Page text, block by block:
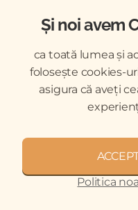
DESCĂRCĂRI
COPYRIGHT © 2026
DESPRE NOI
ARHIVA
Și noi avem
ca toată lumea și
folosește cookies-
asigura că aveți
Politica